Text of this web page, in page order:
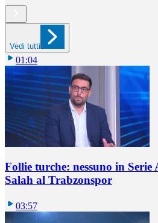
Vedi tutti
01:04
Follie turche: nessuno in
Salah al Trabzonspor
03:57